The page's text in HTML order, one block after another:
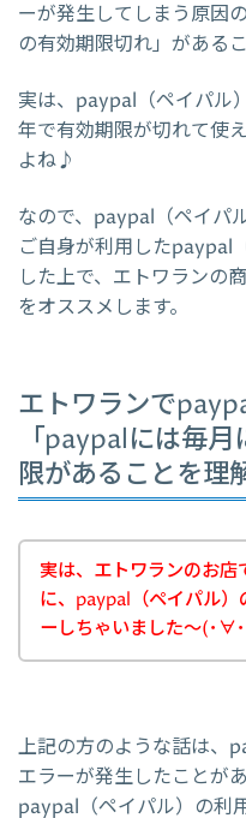
ーが発生してしまう原因
の有効期限切れ」がある
実は、paypal（ペイパル
年で有効期限が切れて使
よね♪
なので、paypal（ペイパ
ご自身が利用したpaypal
した上で、エトワランの
をオススメします。
エトワランで
「paypalには毎
限があることを理
実は、エトワランのお
に、paypal（ペイパル
ーしちゃいました～(･∀･
上記の方のような話は、
エラーが発生したことが
paypal（ペイパル）の利